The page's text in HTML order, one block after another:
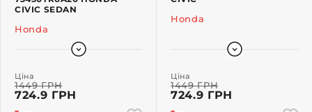
CIVIC SEDAN
Honda
Ціна
1449 ГРН
724.9 ГРН
Honda
Ціна
1449 ГРН
724.9 ГРН